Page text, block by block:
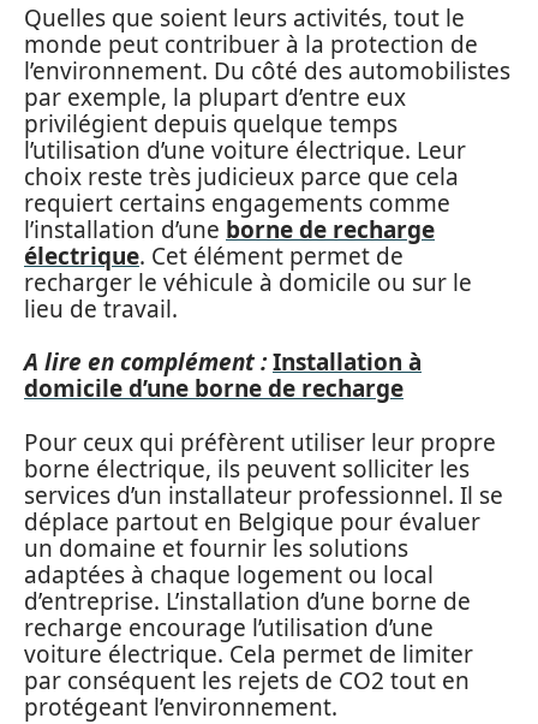
Quelles que soient leurs activités, tout le
monde peut contribuer à la protection de
l’environnement. Du côté des automobilistes
par exemple, la plupart d’entre eux
privilégient depuis quelque temps
l’utilisation d’une voiture électrique. Leur
choix reste très judicieux parce que cela
requiert certains engagements comme
l’installation d’une borne de recharge
électrique. Cet élément permet de
recharger le véhicule à domicile ou sur le
lieu de travail.
A lire en complément :Installation à
domicile d’une borne de recharge
Pour ceux qui préfèrent utiliser leur propre
borne électrique, ils peuvent solliciter les
services d’un installateur professionnel. Il se
déplace partout en Belgique pour évaluer
un domaine et fournir les solutions
adaptées à chaque logement ou local
d’entreprise. L’installation d’une borne de
recharge encourage l’utilisation d’une
voiture électrique. Cela permet de limiter
par conséquent les rejets de CO2 tout en
protégeant l’environnement.